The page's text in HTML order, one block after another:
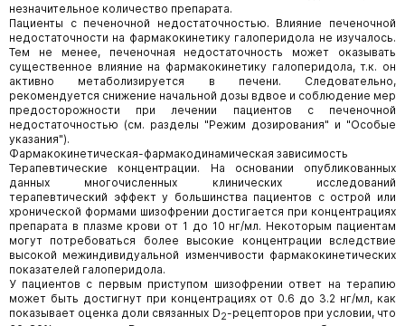
незначительное количество препарата.
Пациенты с печеночной недостаточностью. Влияние печеночной
недостаточности на фармакокинетику галоперидола не изучалось.
Тем не менее, печеночная недостаточность может оказывать
существенное влияние на фармакокинетику галоперидола, т.к. он
активно метаболизируется в печени. Следовательно,
рекомендуется снижение начальной дозы вдвое и соблюдение мер
предосторожности при лечении пациентов с печеночной
недостаточностью (см. разделы "Режим дозирования" и "Особые
указания").
Фармакокинетическая-фармакодинамическая зависимость
Терапевтические концентрации. На основании опубликованных
данных многочисленных клинических исследований
терапевтический эффект у большинства пациентов с острой или
хронической формами шизофрении достигается при концентрациях
препарата в плазме крови от 1 до 10 нг/мл. Некоторым пациентам
могут потребоваться более высокие концентрации вследствие
высокой межиндивидуальной изменчивости фармакокинетических
показателей галоперидола.
У пациентов с первым приступом шизофрении ответ на терапию
может быть достигнут при концентрациях от 0.6 до 3.2 нг/мл, как
показывает оценка доли связанных D2-рецепторов при условии, что